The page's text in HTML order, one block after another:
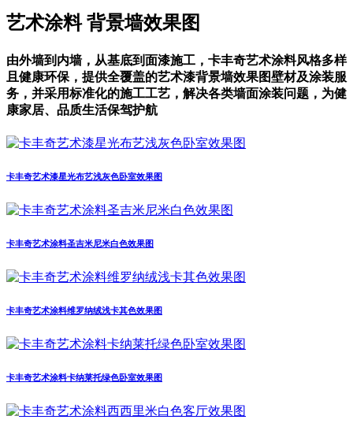
艺术涂料背景墙效果图
由外墙到内墙，从基底到面漆施工，卡丰奇艺术涂料风格多样
且健康环保，提供全覆盖的艺术漆背景墙效果图壁材及涂装服
务，并采用标准化的施工工艺，解决各类墙面涂装问题，为健
康家居、品质生活保驾护航
卡丰奇艺术漆星光布艺浅灰色卧室效果图
卡丰奇艺术涂料圣吉米尼米白色效果图
卡丰奇艺术涂料维罗纳绒浅卡其色效果图
卡丰奇艺术涂料卡纳莱托绿色卧室效果图